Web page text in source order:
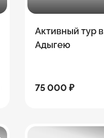
Активный тур в
Адыгею
75 000 ₽